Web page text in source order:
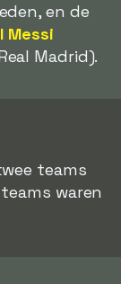
en de
Messi
Madrid).
teams
waren